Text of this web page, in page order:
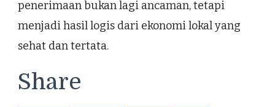
penerimaan bukan lagi ancaman, tetapi
menjadi hasil logis dari ekonomi lokal yang
sehat dan tertata.
Share